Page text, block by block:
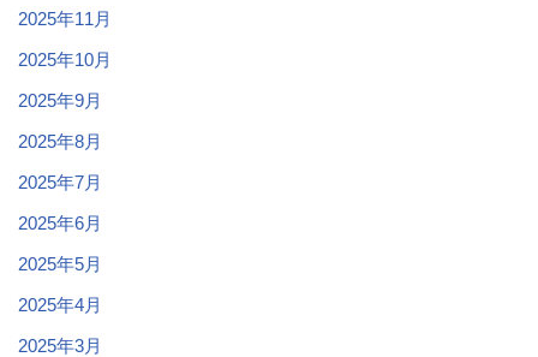
2025年11月
2025年10月
2025年9月
2025年8月
2025年7月
2025年6月
2025年5月
2025年4月
2025年3月